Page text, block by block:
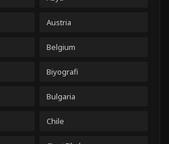
Austria
Belgium
Biyografi
Bulgaria
Chile